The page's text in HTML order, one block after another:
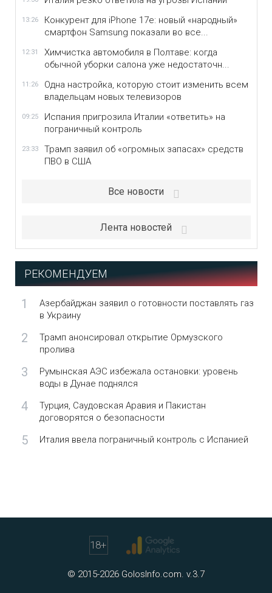
13:26
Конкурент для iPhone 17e: новый «народный»
смартфон Samsung показали во все...
12:31
Химчистка автомобиля в Полтаве: когда
обычной уборки салона уже недостаточн...
11:26
Одна настройка, которую стоит изменить всем
владельцам новых телевизоров
09:25
Испания пригрозила Италии «ответить» на
пограничный контроль
23:33
Трамп заявил об «огромных запасах» средств
ПВО в США
Все новости
Лента новостей
РЕКОМЕНДУЕМ
1
Азербайджан заявил о готовности поставлять газ
в Украину
2
Трамп анонсировал открытие Ормузского
пролива
3
Румынская АЭС избежала остановки: уровень
воды в Дунае поднялся
4
Турция, Саудовская Аравия и Пакистан
договорятся о безопасности
5 Италия ввела пограничный контроль с Испанией
18+
© 2015-2026 GolosInfo.com. v.3.7